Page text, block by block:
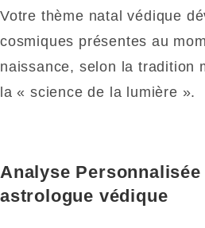
Votre thème natal védique
cosmiques présentes au
naissance, selon la tradition
la « science de la lumière ».
Analyse Personnalisée
astrologue védique